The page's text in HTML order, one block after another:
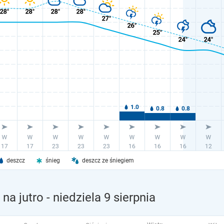
deszcz śnieg deszcz ze śniegiem
jutro - niedziela 9 sierpnia